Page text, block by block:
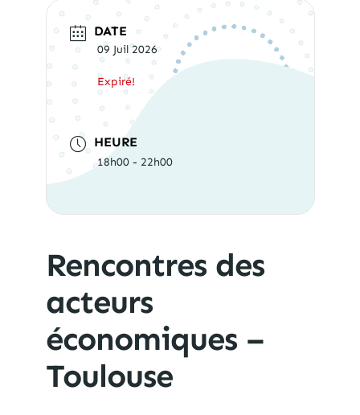
DATE
09 Juil 2026
Expiré!
HEURE
18h00 - 22h00
Rencontres des
acteurs
économiques –
Toulouse